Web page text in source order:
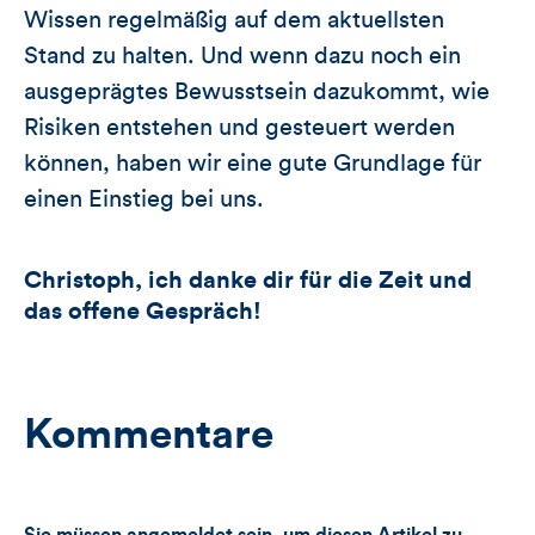
Wissen regelmäßig auf dem aktuellsten
Stand zu halten. Und wenn dazu noch ein
ausgeprägtes Bewusstsein dazukommt, wie
Risiken entstehen und gesteuert werden
können, haben wir eine gute Grundlage für
einen Einstieg bei uns.
Christoph, ich danke dir für die Zeit und
das offene Gespräch!
Kommentare